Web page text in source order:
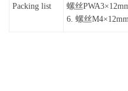
Packing list
螺丝
6. 螺丝